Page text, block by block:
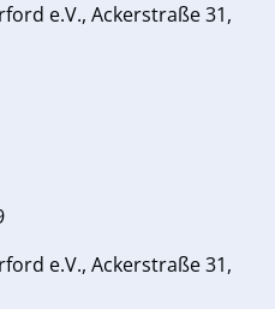
e.V., Ackerstraße 31,
e.V., Ackerstraße 31,